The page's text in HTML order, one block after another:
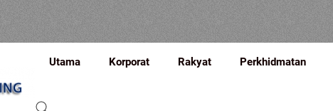
Utama Korporat Rakyat Perkhidmatan